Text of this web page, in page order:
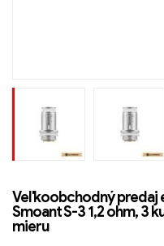
Veľkoobchodný predaj
Smoant S-3 1,2 ohm, 3
mieru